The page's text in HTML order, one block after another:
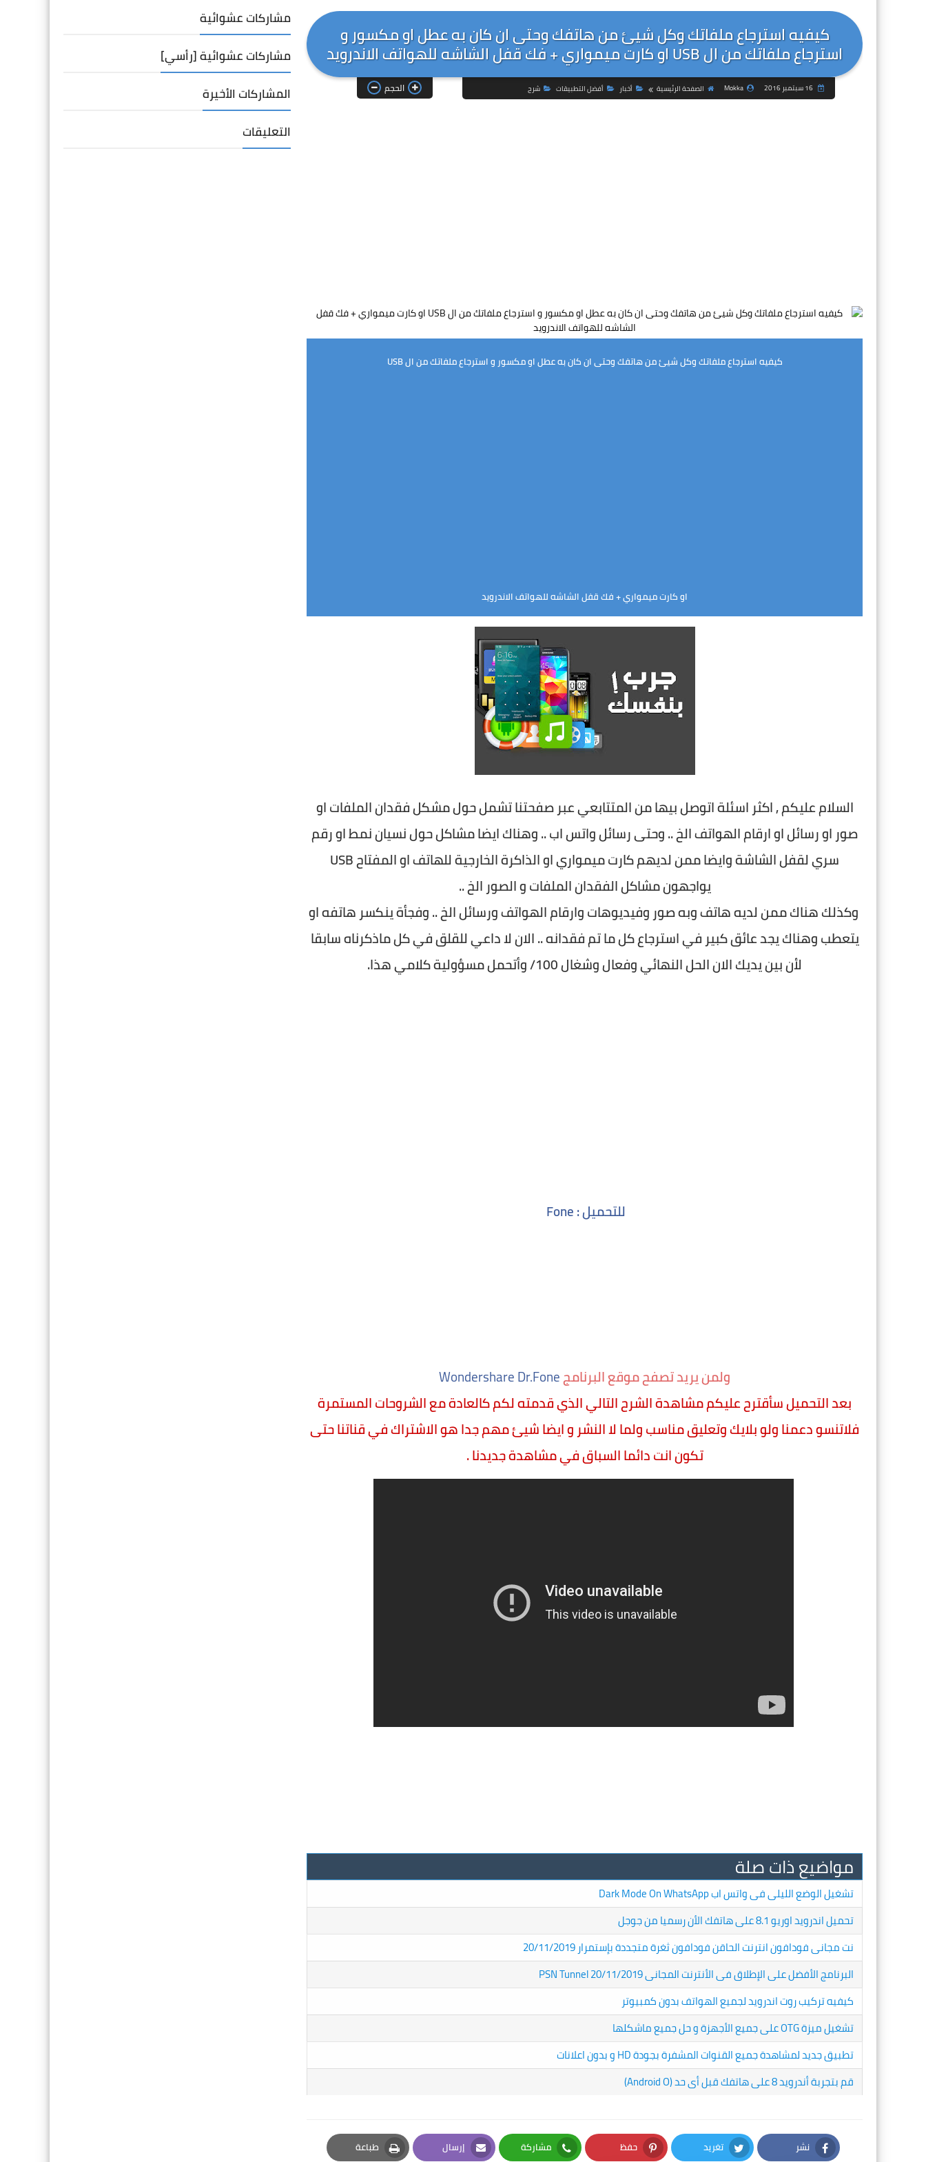
كيفيه استرجاع ملفاتك وكل شيئ من هاتفك وحتى ان كان به عطل او مكسور و
استرجاع ملفاتك من ال USB او كارت ميمواري + فك قفل الشاشه للهواتف الاندرويد
Mokka الصفحة الرئيسية أخبار أفضل التطبيقات شرح الحجم
كيفيه استرجاع ملفاتك وكل شيئ من هاتفك وحتى ان كان به عطل او مكسور و استرجاع ملفاتك من ال USB
او كارت ميمواري + فك قفل الشاشه للهواتف الاندرويد
السلام عليكم , اكثر اسئلة اتوصل بيها من المتتابعي عبر صفحتنا تشمل حول مشكل فقدان الملفات او
صور او رسائل او ارقام الهواتف الخ .. وحتى رسائل واتس اب .. وهناك ايضا مشاكل حول نسيان نمط او رقم
سري لقفل الشاشة وايضا ممن لديهم كارت ميمواري او الذاكرة الخارجية للهاتف او المفتاح USB
يواجهون مشاكل الفقدان الملفات و الصور الخ ..
وكذلك هناك ممن لديه هاتف وبه صور وفيديوهات وارقام الهواتف ورسائل الخ .. وفجأة ينكسر هاتفه او
يتعطب وهناك يجد عائق كبير في استرجاع كل ما تم فقدانه .. الان لا داعي للقلق في كل ماذكرناه سابقا
لأن بين يديك الان الحل النهائي وفعال وشغال 100/ وأتحمل مسؤولية كلامي هذا.
للتحميل : Fone
ولمن يريد تصفح موقع البرنامجWondershare Dr.Fone
بعد التحميل سأقترح عليكم مشاهدة الشرح التالي الذي قدمته لكم كالعادة مع الشروحات المستمرة
فلاتنسو دعمنا ولو بلايك وتعليق مناسب ولما لا النشر و ايضا شيئ مهم جدا هو الاشتراك في قناتنا حتى
تكون انت دائما السباق في مشاهدة جديدنا .
مواضيع ذات صلة
تشغيل الوضع الليلى فى واتس اب Dark Mode On WhatsApp
تحميل اندرويد اوريو 8.1 على هاتفك الأن رسميا من جوجل
نت مجانى فودافون انترنت الحاقن فودافون ثغرة متجددة بإستمرار 20/11/2019
البرنامج الأفضل على الإطلاق فى الأنترنت المجانى PSN Tunnel 20/11/2019
كيفيه تركيب روت اندرويد لجميع الهواتف بدون كمبيوتر
تشغيل ميزة OTG على جميع الأجهزة و حل جميع ماشكلها
تطبيق جديد لمشاهدة جميع القنوات المشفرة بجودة HD و بدون اعلانات
قم بتجربة أندرويد 8 على هاتفك قبل أى حد (Android O)
نشر تغريد حفظ مشاركة إرسال طباعة
مشاركات عشوائية
مشاركات عشوائية [رأسي]
المشاركات الأخيرة
التعليقات